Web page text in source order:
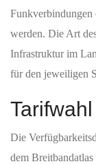
Funkverbindungen
werden. Die Art
Infrastruktur im
für den jeweiligen
Die
dem